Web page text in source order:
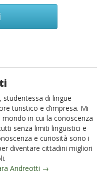
studentessa di lingue
turistico e d’impresa. Mi
mondo in cui la conoscenza
senza limiti linguistici e
e curiosità sono i
diventare cittadini migliori
Andreotti →